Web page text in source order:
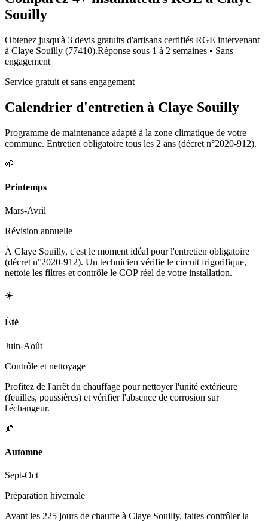
Souilly
Obtenez jusqu'à 3 devis gratuits d'artisans certifiés RGE intervenant
à Claye Souilly (77410).Réponse sous 1 à 2 semaines • Sans
engagement
Service gratuit et sans engagement
Calendrier d'entretien à Claye Souilly
Programme de maintenance adapté à la zone climatique de votre
commune. Entretien obligatoire tous les 2 ans (décret n°2020-912).
🌱
Printemps
Mars-Avril
Révision annuelle
À Claye Souilly, c'est le moment idéal pour l'entretien obligatoire
(décret n°2020-912). Un technicien vérifie le circuit frigorifique,
nettoie les filtres et contrôle le COP réel de votre installation.
☀️
Été
Juin-Août
Contrôle et nettoyage
Profitez de l'arrêt du chauffage pour nettoyer l'unité extérieure
(feuilles, poussières) et vérifier l'absence de corrosion sur
l'échangeur.
🍂
Automne
Sept-Oct
Préparation hivernale
Avant les 225 jours de chauffe à Claye Souilly, faites contrôler la